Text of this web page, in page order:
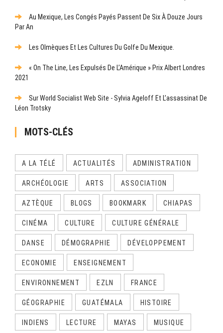
Au Mexique, Les Congés Payés Passent De Six À Douze Jours
Par An
Les Olmèques Et Les Cultures Du Golfe Du Mexique.
« On The Line, Les Expulsés De L’Amérique » Prix Albert Londres
2021
Sur World Socialist Web Site - Sylvia Ageloff Et L’assassinat De
Léon Trotsky
MOTS-CLÉS
A LA TÉLÉ ACTUALITÉS ADMINISTRATION
ARCHÉOLOGIE ARTS ASSOCIATION
AZTÈQUE BLOGS BOOKMARK CHIAPAS
CINÉMA CULTURE CULTURE GÉNÉRALE
DANSE DÉMOGRAPHIE DÉVELOPPEMENT
ECONOMIE ENSEIGNEMENT
ENVIRONNEMENT EZLN FRANCE
GÉOGRAPHIE GUATÉMALA HISTOIRE
INDIENS LECTURE MAYAS MUSIQUE